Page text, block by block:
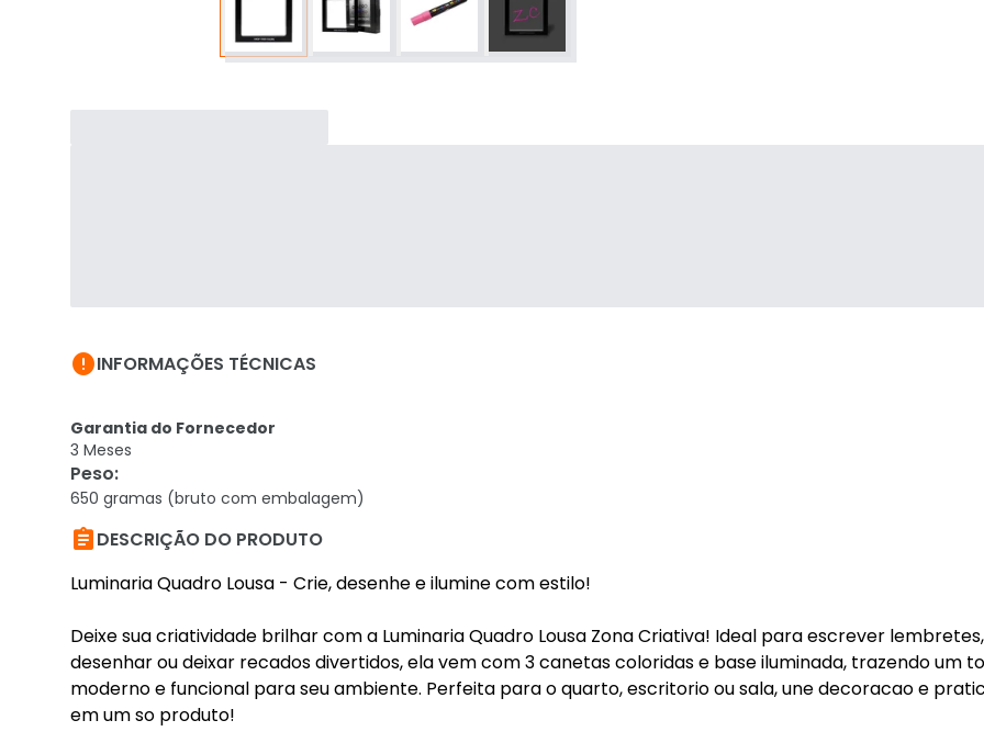
INFORMAÇÕES TÉCNICAS
Garantia do Fornecedor
3 Meses
Peso:
650 gramas (bruto com embalagem)
DESCRIÇÃO DO PRODUTO
Luminaria Quadro Lousa - Crie, desenhe e ilumine com estilo!
Deixe sua criatividade brilhar com a Luminaria Quadro Lousa Zona Criativa! Ideal para escrever lembretes,
desenhar ou deixar recados divertidos, ela vem com 3 canetas coloridas e base iluminada, trazendo um
moderno e funcional para seu ambiente. Perfeita para o quarto, escritorio ou sala, une decoracao e
em um so produto!